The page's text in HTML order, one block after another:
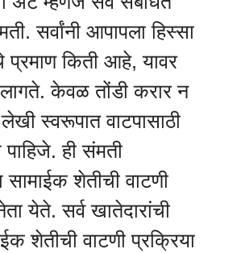
सर्वांनी आपापला हिस्सा
प्रमाण किती आहे, यावर
केवळ तोंडी करार न
स्वरूपात वाटपासाठी
पाहिजे. ही संमती
सामाईक शेतीची वाटणी
येते. सर्व खातेदारांची
शेतीची वाटणी प्रक्रिया